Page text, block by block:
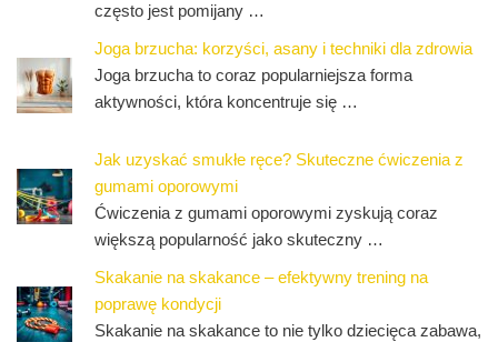
często jest pomijany …
Joga brzucha: korzyści, asany i techniki dla zdrowia
Joga brzucha to coraz popularniejsza forma
aktywności, która koncentruje się …
Jak uzyskać smukłe ręce? Skuteczne ćwiczenia z
gumami oporowymi
Ćwiczenia z gumami oporowymi zyskują coraz
większą popularność jako skuteczny …
Skakanie na skakance – efektywny trening na
poprawę kondycji
Skakanie na skakance to nie tylko dziecięca zabawa,